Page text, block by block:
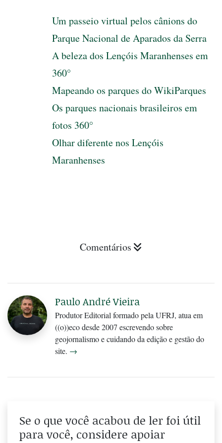
Um passeio virtual pelos cânions do
Parque Nacional de Aparados da Serra
A beleza dos Lençóis Maranhenses em
360°‎
Mapeando os parques do WikiParques
Os parques nacionais brasileiros em
fotos 360°
Olhar diferente nos Lençóis
Maranhenses
Comentários
Paulo André Vieira
Produtor Editorial formado pela UFRJ, atua em
((o))eco desde 2007 escrevendo sobre
geojornalismo e cuidando da edição e gestão do
site. →
Se o que você acabou de ler foi útil
para você, considere apoiar